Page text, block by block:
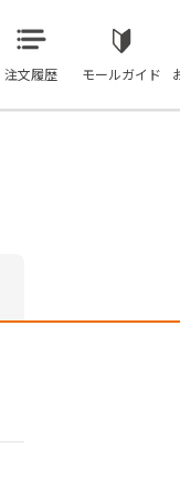
注文履歴 モールガイド